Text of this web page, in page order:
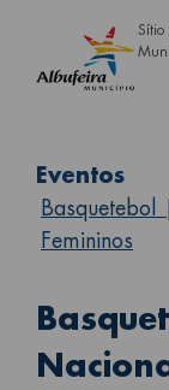
Eventos
Femininos